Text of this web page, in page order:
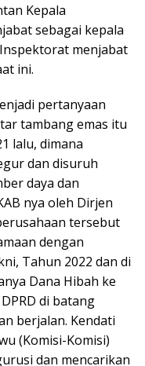
Kepala
sebagai kepala
menjabat
ini.
pertanyaan
tambang emas itu
lalu, dimana
dan disuruh
daya dan
nya oleh Dirjen
tersebut
dengan
Tahun 2022 dan di
Dana Hibah ke
di batang
berjalan. Kendati
(Komisi-Komisi)
dan mencarikan